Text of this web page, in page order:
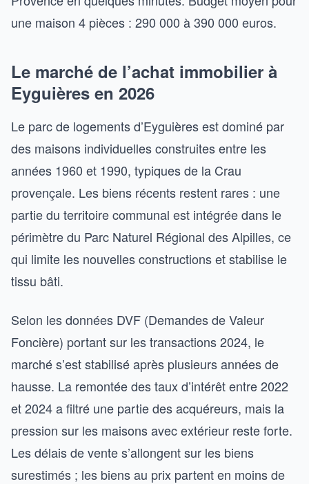
une maison 4 pièces : 290 000 à 390 000 euros.
Le marché de l’achat immobilier à
Eyguières en 2026
Le parc de logements d’Eyguières est dominé par
des maisons individuelles construites entre les
années 1960 et 1990, typiques de la Crau
provençale. Les biens récents restent rares : une
partie du territoire communal est intégrée dans le
périmètre du Parc Naturel Régional des Alpilles, ce
qui limite les nouvelles constructions et stabilise le
tissu bâti.
Selon les données DVF (Demandes de Valeur
Foncière) portant sur les transactions 2024, le
marché s’est stabilisé après plusieurs années de
hausse. La remontée des taux d’intérêt entre 2022
et 2024 a filtré une partie des acquéreurs, mais la
pression sur les maisons avec extérieur reste forte.
Les délais de vente s’allongent sur les biens
surestimés ; les biens au prix partent en moins de